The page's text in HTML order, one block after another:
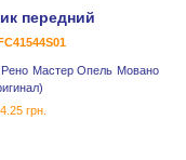
передний
Мастер Опель Мовано
грн.